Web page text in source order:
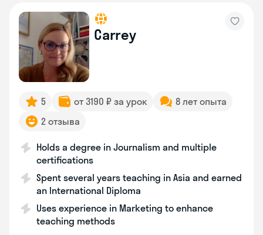
Carrey
5 от 3190 ₽ за урок
8 лет опыта
2 отзыва
Holds a degree in Journalism and multiple
certifications
Spent several years teaching in Asia and earned
an International Diploma
Uses experience in Marketing to enhance
teaching methods